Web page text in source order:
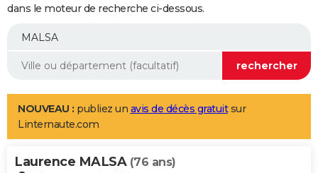
Essais
Réserver un essai
Citadines
Berlines
SUV
Forum auto
+
Mobiles
Meilleur smartphone
Internet
Ordinateurs
Jeux vidéo
Guide high-tech
Aménagement intérieur
LIFESTYLE
Art de vivre
Bien-être
Loisirs
Mode
Modes de vie
Alimentation
Guide de la santé
Maladies
Médicaments
Sommeil
VOYAGE
dans le moteur de recherche ci-dessous.
NOUVEAU : publiez un avis de décès gratuitsur
Linternaute.com
Laurence MALSA (76 ans)